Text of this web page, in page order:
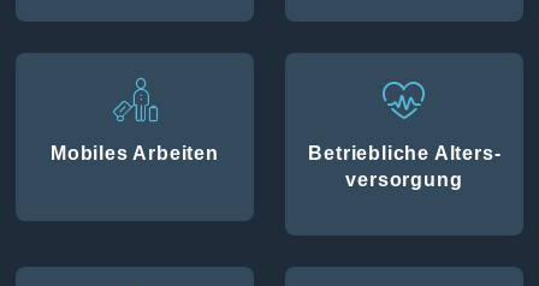
Mobiles Arbeiten
Betriebliche Alters­
versorgung